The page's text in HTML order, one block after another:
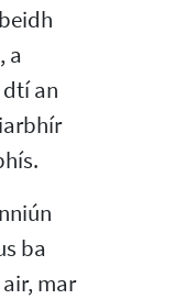
a
an
ba
mar